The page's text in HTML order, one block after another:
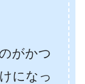
がかつ
になっ